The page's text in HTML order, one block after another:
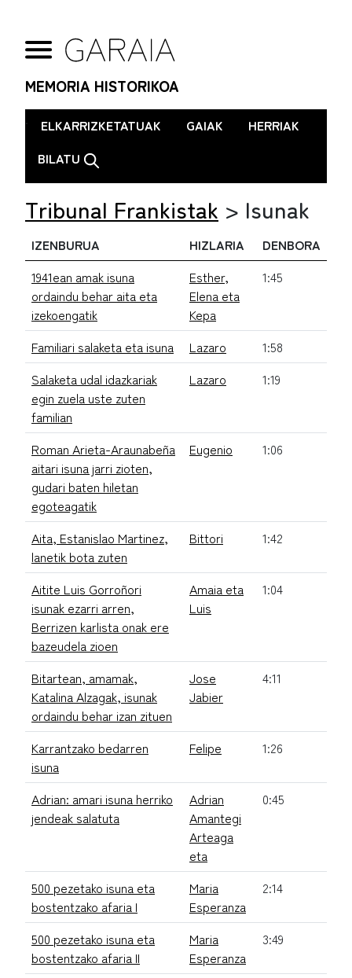
MEMORIA HISTORIKOA
. ELKARRIZKETATUAK GAIAK
HERRIAK
BILATU
Tribunal Frankistak > Isunak
IZENBURUA HIZLARIA
DENBORA
1941ean amak isuna
ordaindu behar aita eta
izekoengatik
Esther,
Elena eta
Kepa
1:45
Familiari salaketa eta isuna Lazaro
1:58
Salaketa udal idazkariak
egin zuela uste zuten
familian
Lazaro 1:19
Roman Arieta-Araunabeña
aitari isuna jarri zioten,
gudari baten hiletan
egoteagatik
Eugenio 1:06
Aita, Estanislao Martinez,
lanetik bota zuten
Bittori 1:42
Aitite Luis Gorroñori
isunak ezarri arren,
Berrizen karlista onak ere
bazeudela zioen
Amaia eta
Luis
1:04
Bitartean, amamak,
Katalina Alzagak, isunak
ordaindu behar izan zituen
Jose
Jabier
4:11
Karrantzako bedarren
isuna
Felipe 1:26
Adrian: amari isuna herriko
jendeak salatuta
Adrian
Amantegi
Arteaga
eta
0:45
500 pezetako isuna eta
bostentzako afaria I
Maria
Esperanza
2:14
500 pezetako isuna eta
bostentzako afaria II
Maria
Esperanza
3:49